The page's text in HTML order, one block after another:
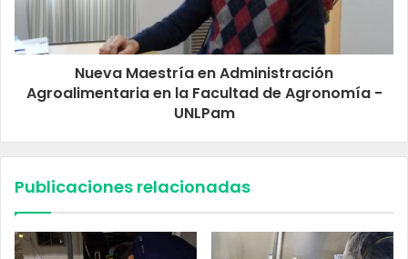
Nueva Maestría en Administración
Agroalimentaria en la Facultad de Agronomía -
UNLPam
Publicaciones relacionadas